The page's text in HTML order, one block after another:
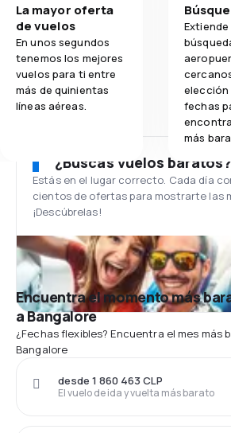
La mayor oferta
de vuelos
En unos segundos
tenemos los mejores
vuelos para ti entre
más de quinientas
líneas aéreas.
Extiende
elección
fechas
más
¿Buscas vuelos baratos?
Estás en el lugar correcto. Cada día
cientos de ofertas para mostrarte las
¡Descúbrelas!
Encuentra el momento más
a Bangalore
¿Fechas flexibles? Encuentra el mes más
Bangalore
El vuelo de ida y vuelta más barato
desde 1 860 463 CLP